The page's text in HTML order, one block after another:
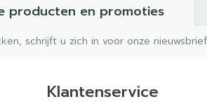
producten en promoties
schrijft u zich in voor onze
Klantenservice